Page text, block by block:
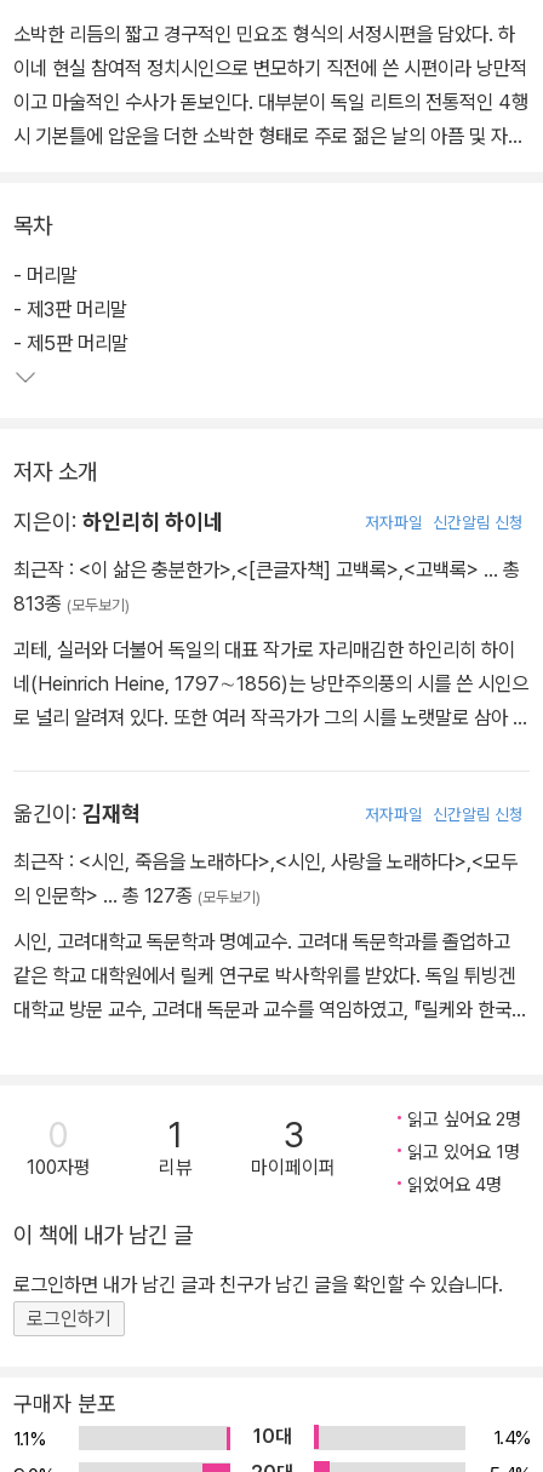
소박한 리듬의 짧고 경구적인 민요조 형식의 서정시편을 담았다. 하
이네 현실 참여적 정치시인으로 변모하기 직전에 쓴 시편이라 낭만적
이고 마술적인 수사가 돋보인다. 대부분이 독일 리트의 전통적인 4행
시 기본틀에 압운을 더한 소박한 형태로 주로 젊은 날의 아픔 및 자연
하이네가 직접 쓴 제3판과 제5판의 머리말이 게재되어 <노래의 책>
에 보내는 하이네의 따사로운 애정을 확인할 수 있다. 세상에 널리 알
려진 달콤한 사랑시편은 1부에서 3부에 걸쳐 수록되었다. (총 5부로
구성)
목차
- 머리말
- 제3판 머리말
- 제5판 머리말
저자 소개
지은이: 하인리히 하이네 저자파일 신간알림 신청
최근작 : <이 삶은 충분한가> <[큰글자책] 고백록> <고백록> … 총
813종 (모두보기)
괴테, 실러와 더불어 독일의 대표 작가로 자리매김한 하인리히 하이
네(Heinrich Heine, 1797∼1856)는 낭만주의풍의 시를 쓴 시인으
로 널리 알려져 있다. 또한 여러 작곡가가 그의 시를 노랫말로 삼아 아
를 비롯하여 소설, 드라마, 수필, 여행기 등의 다양한 분야에서 당대의
현실을 질타했던 참여 지식인이자 작가였다. 그의 작품에 나타나는
사회 비판, 즉 독일의 정치와 정신세계에서 나타나는 반동적 요소에
스 7월 혁명(1830)에 열광했던 그는 결국 1831년 독일을 떠나 파리
로 이주했다. 그는 곧 파리의 살롱에서 유명 인사가 되었고, 빅토르 위
고, 알렉상드르 뒤마, 조르주 상드, 외젠 들라크루아, 프레데리크 쇼
았다. 그의 작품은 독일에서 검열과 압수의 대상이었고, 프로이센 정
부는 하이네를 추방할 것을 프랑스 정부에 꾸준히 요구했다. 향수병
에 더해 경제적 어려움과 질병에 시달리던 하이네는 1856년 2월 17
일에 생을 마감할 때까지 창작 활동을 멈추지 않았다. 《여행 화첩》,
명 중의 신들》, 《루트비히 마르쿠스》, 《1853년과 1854년의 시》,
《루테치아》 등 여러 작품을 남겼다.
옮긴이: 김재혁 저자파일 신간알림 신청
최근작 : <시인, 죽음을 노래하다> <시인, 사랑을 노래하다> <모두
의 인문학> … 총 127종 (모두보기)
시인, 고려대학교 독문학과 명예교수. 고려대 독문학과를 졸업하고
같은 학교 대학원에서 릴케 연구로 박사학위를 받았다. 독일 튀빙겐
대학교 방문 교수, 고려대 독문과 교수를 역임하였고, 『릴케와 한국의
달이 진다』, 『아버지의 도장』, 『딴생각』이 있다. 옮긴 책으로 릴케의
『두이노의 비가』, 『나는 나의 삶을 살고 있습니다: 릴케의 기도시집』,
『젊은 시인에게 보내는 편지』, 『말테의 수기』, 게오르크 트라클의 『푸
이링크의 『골렘』, 노발리스의 『푸른 꽃』, 귄터 그라스의 『넙치』, 알프
레트 되블린의 『베를린 알렉산더 광장』, 베른하르트 슐링크의 『책 읽
어주는 남자』 등이 있다.
0
100자평
1
리뷰
3
마이페이퍼
읽고 싶어요 2명
읽고 있어요 1명
읽었어요 4명
이 책에 내가 남긴 글
로그인하면 내가 남긴 글과 친구가 남긴 글을 확인할 수 있습니다.
로그인하기
구매자 분포
1.1% 10대
1.4%